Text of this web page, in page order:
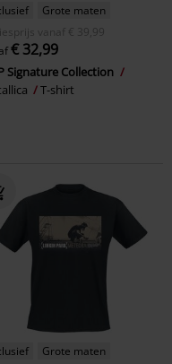
Grote maten
vanaf € 39,99
€ 32,99
Signature Collection
T-shirt
Grote maten